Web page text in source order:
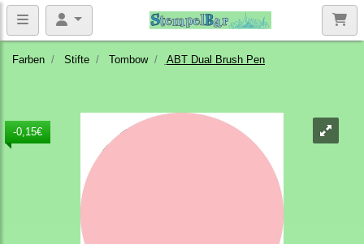
Farben Stifte Tombow ABT Dual Brush Pen
-0,15€